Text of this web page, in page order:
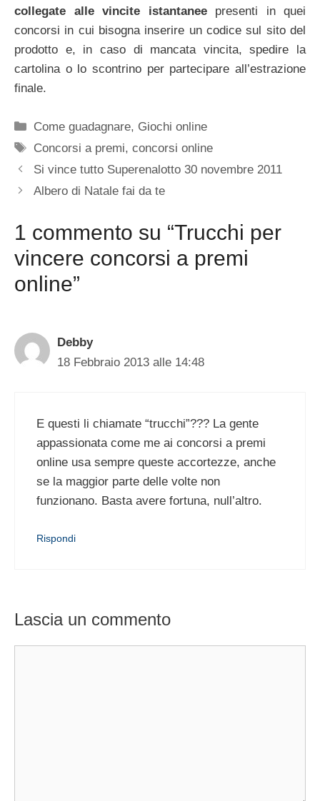
collegate alle vincite istantaneepresenti in quei
concorsi in cui bisogna inserire un codice sul sito del
prodotto e, in caso di mancata vincita, spedire la
cartolina o lo scontrino per partecipare all’estrazione
finale.
Categorie
Come guadagnare, Giochi online
Tag
Concorsi a premi,concorsi online
Si vince tutto Superenalotto 30 novembre 2011
Albero di Natale fai da te
1 commento su “Trucchi per
vincere concorsi a premi
online”
Debby
18 Febbraio 2013 alle 14:48
E questi li chiamate “trucchi”??? La gente
appassionata come me ai concorsi a premi
online usa sempre queste accortezze, anche
se la maggior parte delle volte non
funzionano. Basta avere fortuna, null’altro.
Rispondi
Lascia un commento